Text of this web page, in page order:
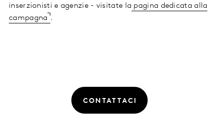
inserzionisti e agenzie - visitate la pagina dedicata alla
campagna .
CONTATTACI